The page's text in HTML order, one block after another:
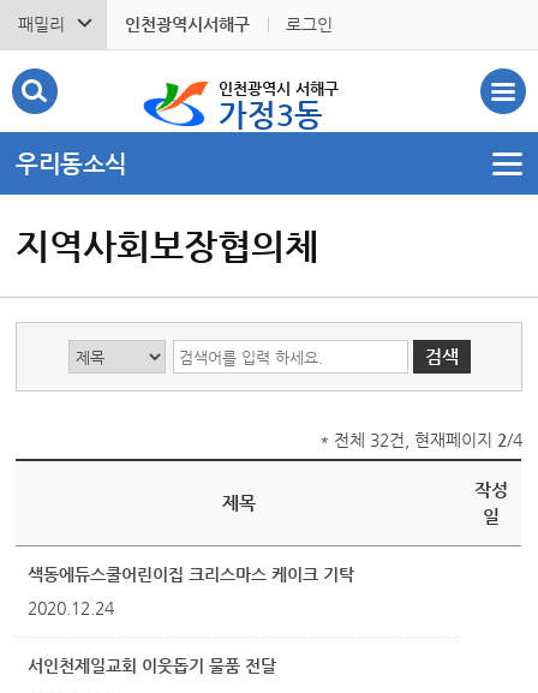
패밀리 인천광역시서해구 로그인
인천광역시 서해구
가정3동
우리동소식
지역사회보장협의체
* 전체 32건, 현재페이지 2/4
제목
작성
일
색동에듀스쿨어린이집 크리스마스 케이크 기탁
2020.12.24
서인천제일교회 이웃돕기 물품 전달